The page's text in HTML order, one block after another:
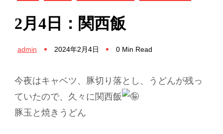
2月4日：関西飯
admin 2024年2月4日 0 Min Read
今夜はキャベツ、豚切り落とし、うどんが残っ
ていたので、久々に関西飯
豚玉と焼きうどん